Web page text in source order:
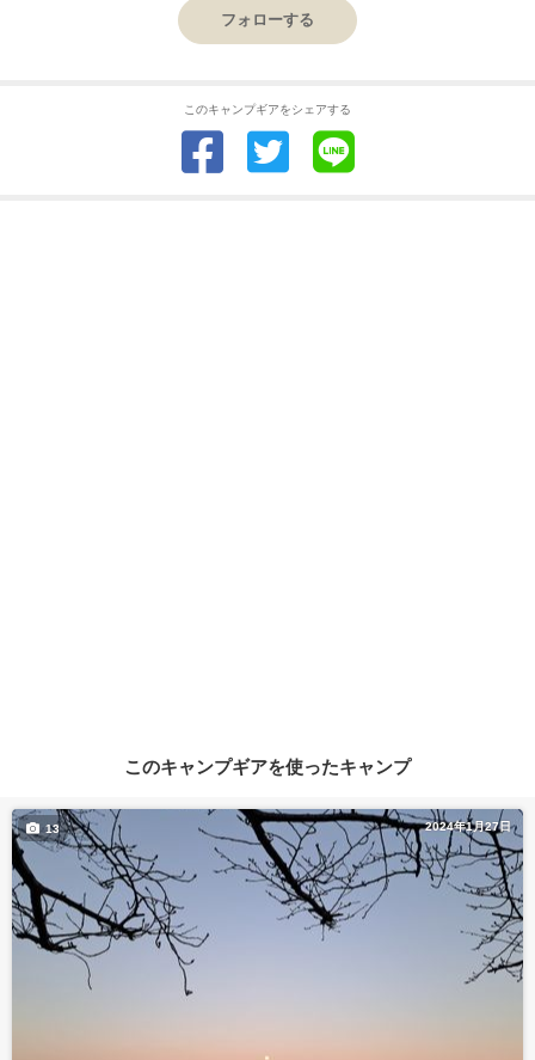
フォローする
このキャンプギアをシェアする
このキャンプギアを使ったキャンプ
2024年1月27日
13